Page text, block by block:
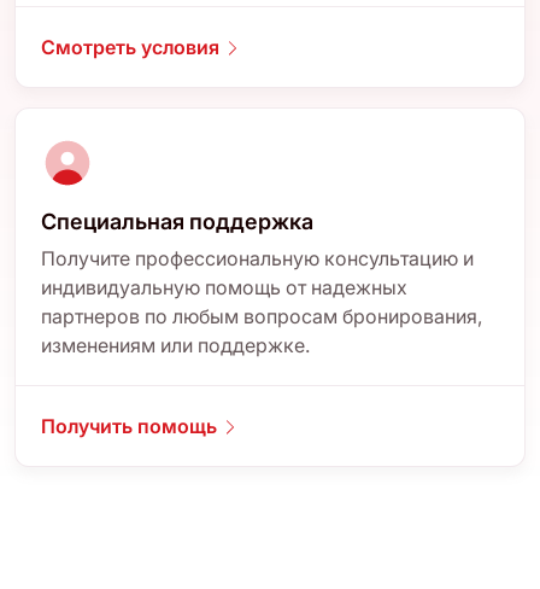
Смотреть условия
Специальная поддержка
Получите профессиональную консультацию и
индивидуальную помощь от надежных
партнеров по любым вопросам бронирования,
изменениям или поддержке.
Получить помощь